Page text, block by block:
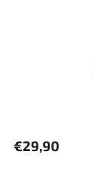
€29,90